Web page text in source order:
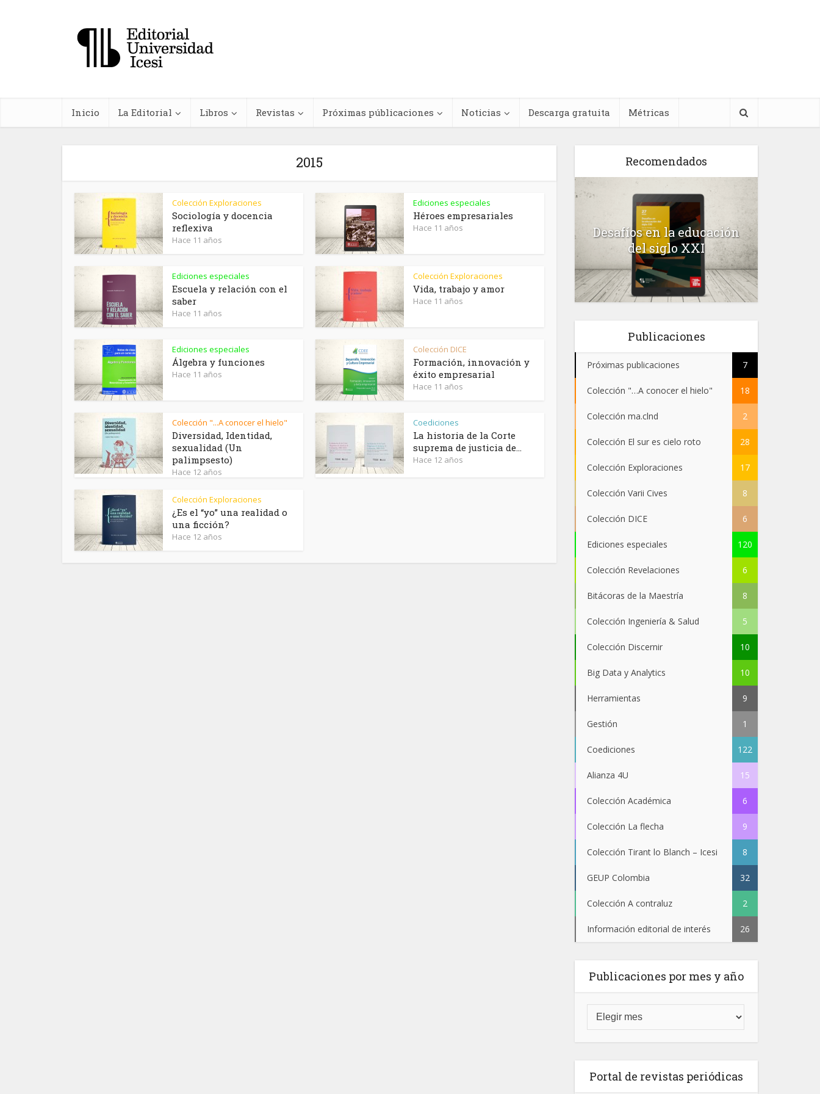
Inicio La Editorial Libros Revistas Próximas públicaciones Noticias Descarga gratuita Métricas
2015
Colección Exploraciones
Sociología y docencia
reflexiva
Hace 11 años
Ediciones especiales
Héroes empresariales
Hace 11 años
Ediciones especiales
Escuela y relación con el
saber
Hace 11 años
Colección Exploraciones
Vida, trabajo y amor
Hace 11 años
Ediciones especiales
Álgebra y funciones
Hace 11 años
Colección DICE
Formación, innovación y
éxito empresarial
Hace 11 años
Colección "...A conocer el hielo"
Diversidad, Identidad,
sexualidad (Un
palimpsesto)
Hace 12 años
Coediciones
La historia de la Corte
suprema de justicia de...
Hace 12 años
Colección Exploraciones
¿Es el “yo” una realidad o
una ficción?
Hace 12 años
Recomendados
Interacciones
farmacológicas entre
plantas medicinales y
medicamentos
Regímenes de
antinegritud y
movimientos contra el
Caribe
Desafíos en la educación
del siglo XXI
Publicaciones
Próximas publicaciones 7
Colección "…A conocer el hielo" 18
Colección ma.clnd 2
Colección El sur es cielo roto 28
Colección Exploraciones 17
Colección Varii Cives 8
Colección DICE 6
Ediciones especiales 120
Colección Revelaciones 6
Bitácoras de la Maestría 8
Colección Ingeniería & Salud 5
Colección Discernir 10
Big Data y Analytics 10
Herramientas 9
Gestión 1
Coediciones 122
Alianza 4U 15
Colección Académica 6
Colección La flecha 9
Colección Tirant lo Blanch – Icesi 8
GEUP Colombia 32
Colección A contraluz 2
Información editorial de interés 26
Publicaciones por mes y año
Portal de revistas periódicas